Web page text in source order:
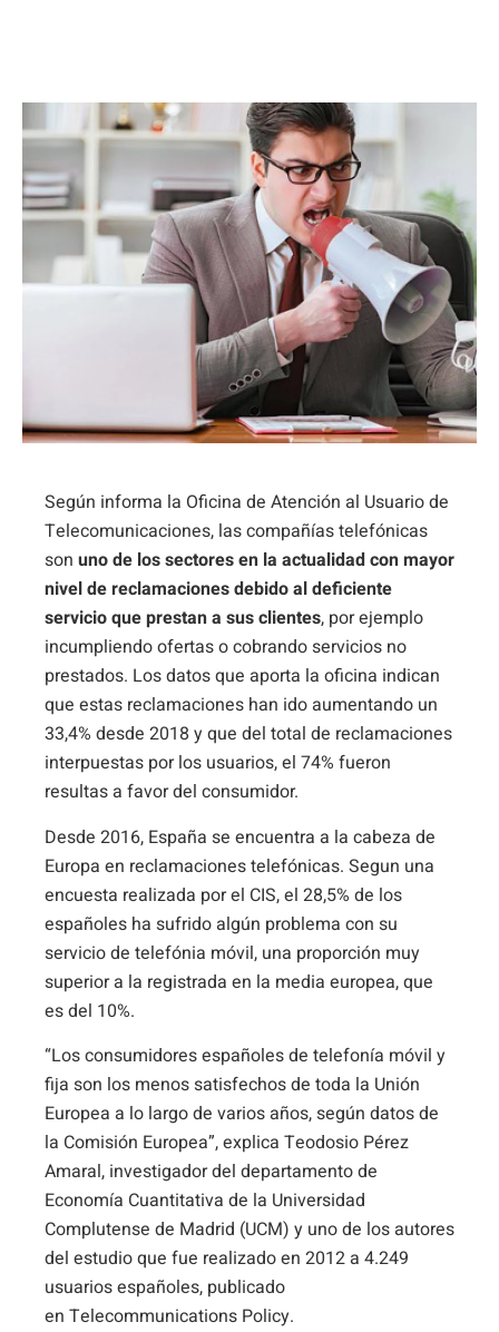
Según informa la Oficina de Atención al Usuario de
Telecomunicaciones, las compañías telefónicas
son uno de los sectores en la actualidad con mayor
nivel de reclamaciones debido al deficiente
servicio que prestan a sus clientes, por ejemplo
incumpliendo ofertas o cobrando servicios no
prestados. Los datos que aporta la oficina indican
que estas reclamaciones han ido aumentando un
33,4% desde 2018 y que del total de reclamaciones
interpuestas por los usuarios, el 74% fueron
resultas a favor del consumidor.
Desde 2016, España se encuentra a la cabeza de
Europa en reclamaciones telefónicas. Segun una
encuesta realizada por el CIS, el 28,5% de los
españoles ha sufrido algún problema con su
servicio de telefónia móvil, una proporción muy
superior a la registrada en la media europea, que
es del 10%.
“Los consumidores españoles de telefonía móvil y
fija son los menos satisfechos de toda la Unión
Europea a lo largo de varios años, según datos de
la Comisión Europea”, explica Teodosio Pérez
Amaral, investigador del departamento de
Economía Cuantitativa de la Universidad
Complutense de Madrid (UCM) y uno de los autores
del estudio que fue realizado en 2012 a 4.249
usuarios españoles, publicado
en Telecommunications Policy.